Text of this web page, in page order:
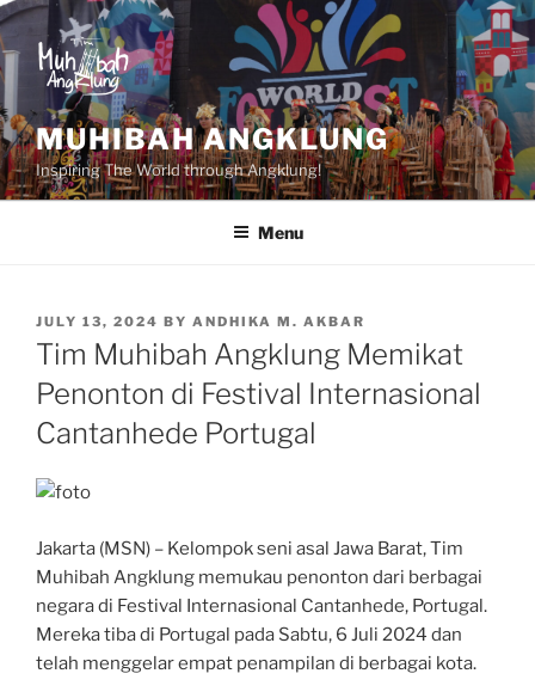
Skip
to
content
MUHIBAH ANGKLUNG
Inspiring The World through Angklung!
Menu
POSTED
ON
JULY 13, 2024 BY ANDHIKA M. AKBAR
Tim Muhibah Angklung Memikat
Penonton di Festival Internasional
Cantanhede Portugal
Jakarta (MSN) – Kelompok seni asal Jawa Barat, Tim
Muhibah Angklung memukau penonton dari berbagai
negara di Festival Internasional Cantanhede, Portugal.
Mereka tiba di Portugal pada Sabtu, 6 Juli 2024 dan
telah menggelar empat penampilan di berbagai kota.